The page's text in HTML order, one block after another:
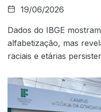
19/06/2026
Dados do IBGE
alfabetização, mas
raciais e etárias